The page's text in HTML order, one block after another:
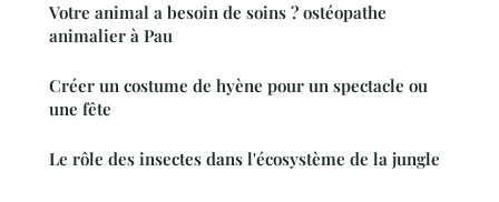
Votre animal a besoin de soins ? ostéopathe
animalier à Pau
Créer un costume de hyène pour un spectacle ou
une fête
Le rôle des insectes dans l'écosystème de la jungle